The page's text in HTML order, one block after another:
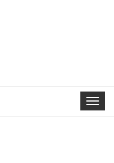
Toggle